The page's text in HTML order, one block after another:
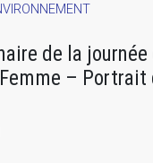
de la journée
– Portrait